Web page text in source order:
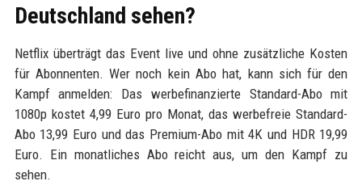
Deutschland sehen?
Netflix überträgt das Event live und ohne zusätzliche Kosten
für Abonnenten. Wer noch kein Abo hat, kann sich für den
Kampf anmelden: Das werbefinanzierte Standard-Abo mit
1080p kostet 4,99 Euro pro Monat, das werbefreie Standard-
Abo 13,99 Euro und das Premium-Abo mit 4K und HDR 19,99
Euro. Ein monatliches Abo reicht aus, um den Kampf zu
sehen.